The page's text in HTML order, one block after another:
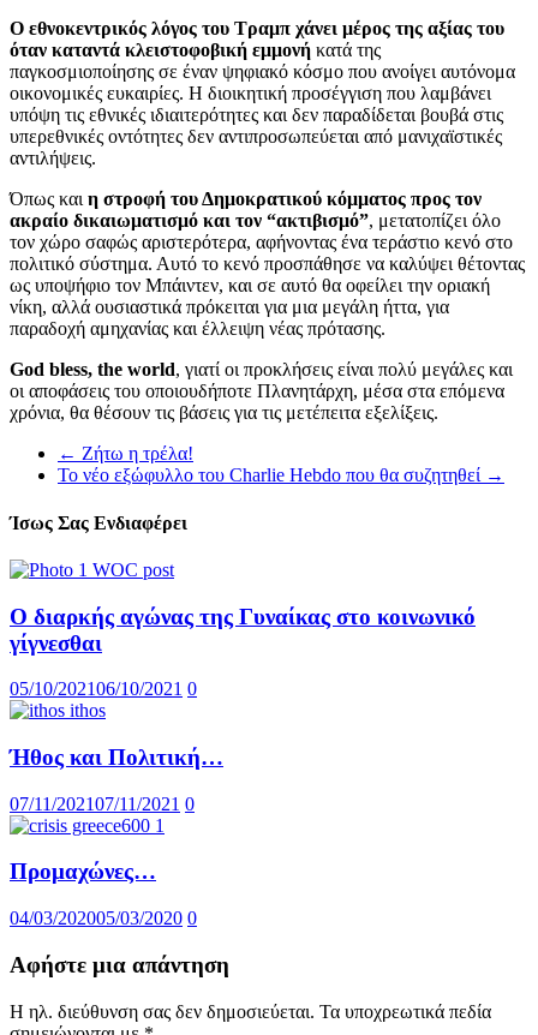
Ο εθνοκεντρικός λόγος του Τραμπ χάνει μέρος της αξίας του
όταν καταντά κλειστοφοβική εμμονή κατά της
παγκοσμιοποίησης σε έναν ψηφιακό κόσμο που ανοίγει αυτόνομα
οικονομικές ευκαιρίες. Η διοικητική προσέγγιση που λαμβάνει
υπόψη τις εθνικές ιδιαιτερότητες και δεν παραδίδεται βουβά στις
υπερεθνικές οντότητες δεν αντιπροσωπεύεται από μανιχαϊστικές
αντιλήψεις.
Όπως και η στροφή του Δημοκρατικού κόμματος προς τον
ακραίο δικαιωματισμό και τον “ακτιβισμό”, μετατοπίζει όλο
τον χώρο σαφώς αριστερότερα, αφήνοντας ένα τεράστιο κενό στο
πολιτικό σύστημα. Αυτό το κενό προσπάθησε να καλύψει θέτοντας
ως υποψήφιο τον Μπάιντεν, και σε αυτό θα οφείλει την οριακή
νίκη, αλλά ουσιαστικά πρόκειται για μια μεγάλη ήττα, για
παραδοχή αμηχανίας και έλλειψη νέας πρότασης.
God bless, the world, γιατί οι προκλήσεις είναι πολύ μεγάλες και
οι αποφάσεις του οποιουδήποτε Πλανητάρχη, μέσα στα επόμενα
χρόνια, θα θέσουν τις βάσεις για τις μετέπειτα εξελίξεις.
← Ζήτω η τρέλα!
Το νέο εξώφυλλο του Charlie Hebdo που θα συζητηθεί →
Ίσως Σας Ενδιαφέρει
Ο διαρκής αγώνας της Γυναίκας στο κοινωνικό
γίγνεσθαι
05/10/202106/10/2021 0
Ήθος και Πολιτική…
07/11/202107/11/2021 0
Προμαχώνες…
04/03/202005/03/2020 0
Αφήστε μια απάντηση
Η ηλ. διεύθυνση σας δεν δημοσιεύεται. Τα υποχρεωτικά πεδία